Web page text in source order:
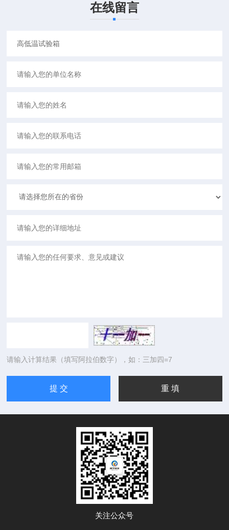
在线留言
请输入计算结果（填写阿拉伯数字），如：三加四=7
关注公众号